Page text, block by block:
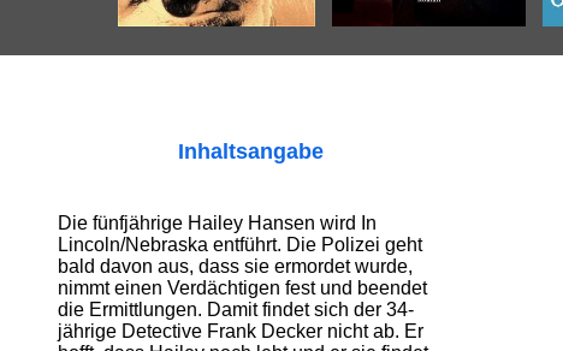
Inhaltsangabe
Die fünfjährige Hailey Hansen wird In
Lincoln/Nebraska entführt. Die Polizei geht
bald davon aus, dass sie ermordet wurde,
nimmt einen Verdächtigen fest und beendet
die Ermittlungen. Damit findet sich der 34-
jährige Detective Frank Decker nicht ab. Er